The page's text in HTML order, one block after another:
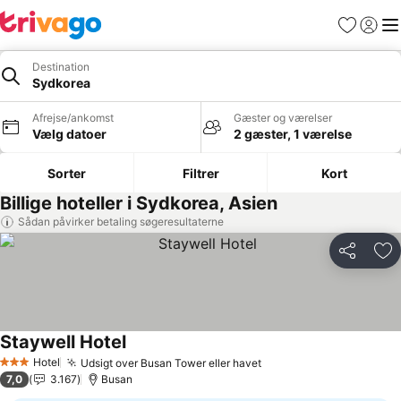
Favoritter
Log ind
Destination
Sydkorea
Afrejse/ankomst
Vælg datoer
Gæster og værelser
2 gæster, 1 værelse
Sorter Filtrer Kort
Billige hoteller i Sydkorea, Asien
Sådan påvirker betaling søgeresultaterne
Del
3 StjernerHotel Udsigt over Busan Tower eller havet
Staywell Hotel
7,0 3.167 Busan